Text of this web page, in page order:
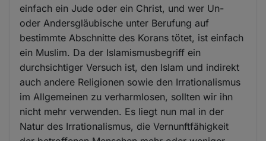
einfach ein Jude oder ein Christ, und wer Un-
oder Andersgläubische unter Berufung auf
bestimmte Abschnitte des Korans tötet, ist einfach
ein Muslim. Da der Islamismusbegriff ein
durchsichtiger Versuch ist, den Islam und indirekt
auch andere Religionen sowie den Irrationalismus
im Allgemeinen zu verharmlosen, sollten wir ihn
nicht mehr verwenden. Es liegt nun mal in der
Natur des Irrationalismus, die Vernunftfähigkeit